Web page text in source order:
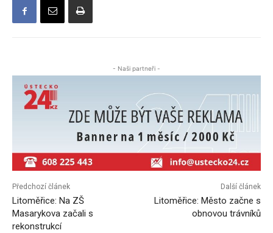
- Naši partneři -
Předchozí článek
Litoměřice: Na ZŠ
Masarykova začali s
rekonstrukcí
Další článek
Litoměřice: Město začne s
obnovou trávníků